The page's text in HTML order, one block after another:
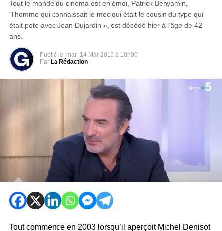
Tout le monde du cinéma est en émoi, Patrick Benyamin,
“l’homme qui connaissait le mec qui était le cousin du type qui
était pote avec Jean Dujardin », est décédé hier à l’âge de 42
ans.
Publié le mar 14 Mar 2016 à 10h00
Par La Rédaction
Tout commence en 2003 lorsqu’il aperçoit Michel Denisot